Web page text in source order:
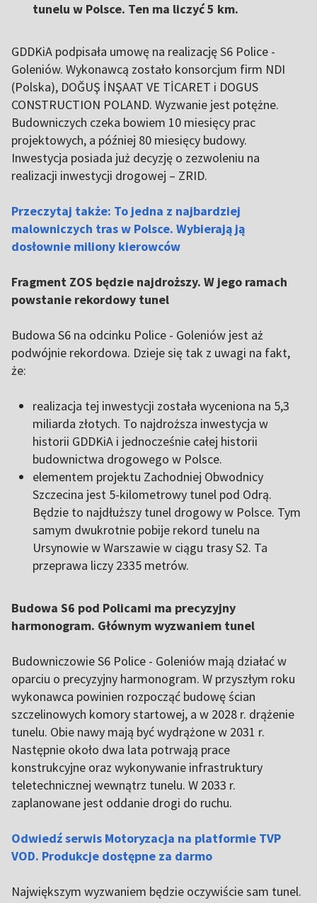
tunelu w Polsce. Ten ma liczyć 5 km.
GDDKiA podpisała umowę na realizację S6 Police -
Goleniów. Wykonawcą zostało konsorcjum firm NDI
(Polska), DOĞUŞ İNŞAAT VE TİCARET i DOGUS
CONSTRUCTION POLAND. Wyzwanie jest potężne.
Budowniczych czeka bowiem 10 miesięcy prac
projektowych, a później 80 miesięcy budowy.
Inwestycja posiada już decyzję o zezwoleniu na
realizacji inwestycji drogowej – ZRID.
Przeczytaj także: To jedna z najbardziej
malowniczych tras w Polsce. Wybierają ją
dosłownie miliony kierowców
Fragment ZOS będzie najdroższy. W jego ramach
powstanie rekordowy tunel
Budowa S6 na odcinku Police - Goleniów jest aż
podwójnie rekordowa. Dzieje się tak z uwagi na fakt,
że:
realizacja tej inwestycji została wyceniona na 5,3
miliarda złotych. To najdroższa inwestycja w
historii GDDKiA i jednocześnie całej historii
budownictwa drogowego w Polsce.
elementem projektu Zachodniej Obwodnicy
Szczecina jest 5-kilometrowy tunel pod Odrą.
Będzie to najdłuższy tunel drogowy w Polsce. Tym
samym dwukrotnie pobije rekord tunelu na
Ursynowie w Warszawie w ciągu trasy S2. Ta
przeprawa liczy 2335 metrów.
Budowa S6 pod Policami ma precyzyjny
harmonogram. Głównym wyzwaniem tunel
Budowniczowie S6 Police - Goleniów mają działać w
oparciu o precyzyjny harmonogram. W przyszłym roku
wykonawca powinien rozpocząć budowę ścian
szczelinowych komory startowej, a w 2028 r. drążenie
tunelu. Obie nawy mają być wydrążone w 2031 r.
Następnie około dwa lata potrwają prace
konstrukcyjne oraz wykonywanie infrastruktury
teletechnicznej wewnątrz tunelu. W 2033 r.
zaplanowane jest oddanie drogi do ruchu.
Odwiedź serwis Motoryzacja na platformie TVP
VOD. Produkcje dostępne za darmo
Największym wyzwaniem będzie oczywiście sam tunel.